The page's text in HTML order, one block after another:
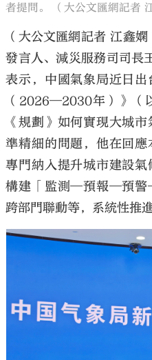
者提問。 （大公文匯網記者
（大公文匯網記者 江鑫
發言人、減災服務司司長
表示，中國氣象局近日
（2026—2030年）》（
《規劃》如何實現大城
準精細的問題，他在回應
專門納入提升城市建設
構建「監測—預報—預警
跨部門聯動等，系統性推